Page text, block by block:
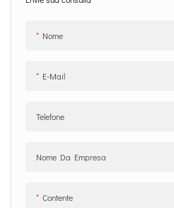
Nome
E-Mail
Telefone
Nome Da Empresa
Contente